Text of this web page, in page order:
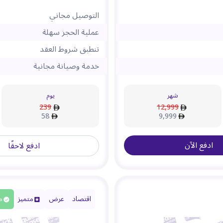
شهر
12,999
9,999
ادفع الآن
التوصيل مجاني
عملية الحجز سهلة
تنطبق شروط العقد
خدمة وصيانة مجانية
يوم
239
58
ادفع لاحقًا
اقتصاد عرض متميز